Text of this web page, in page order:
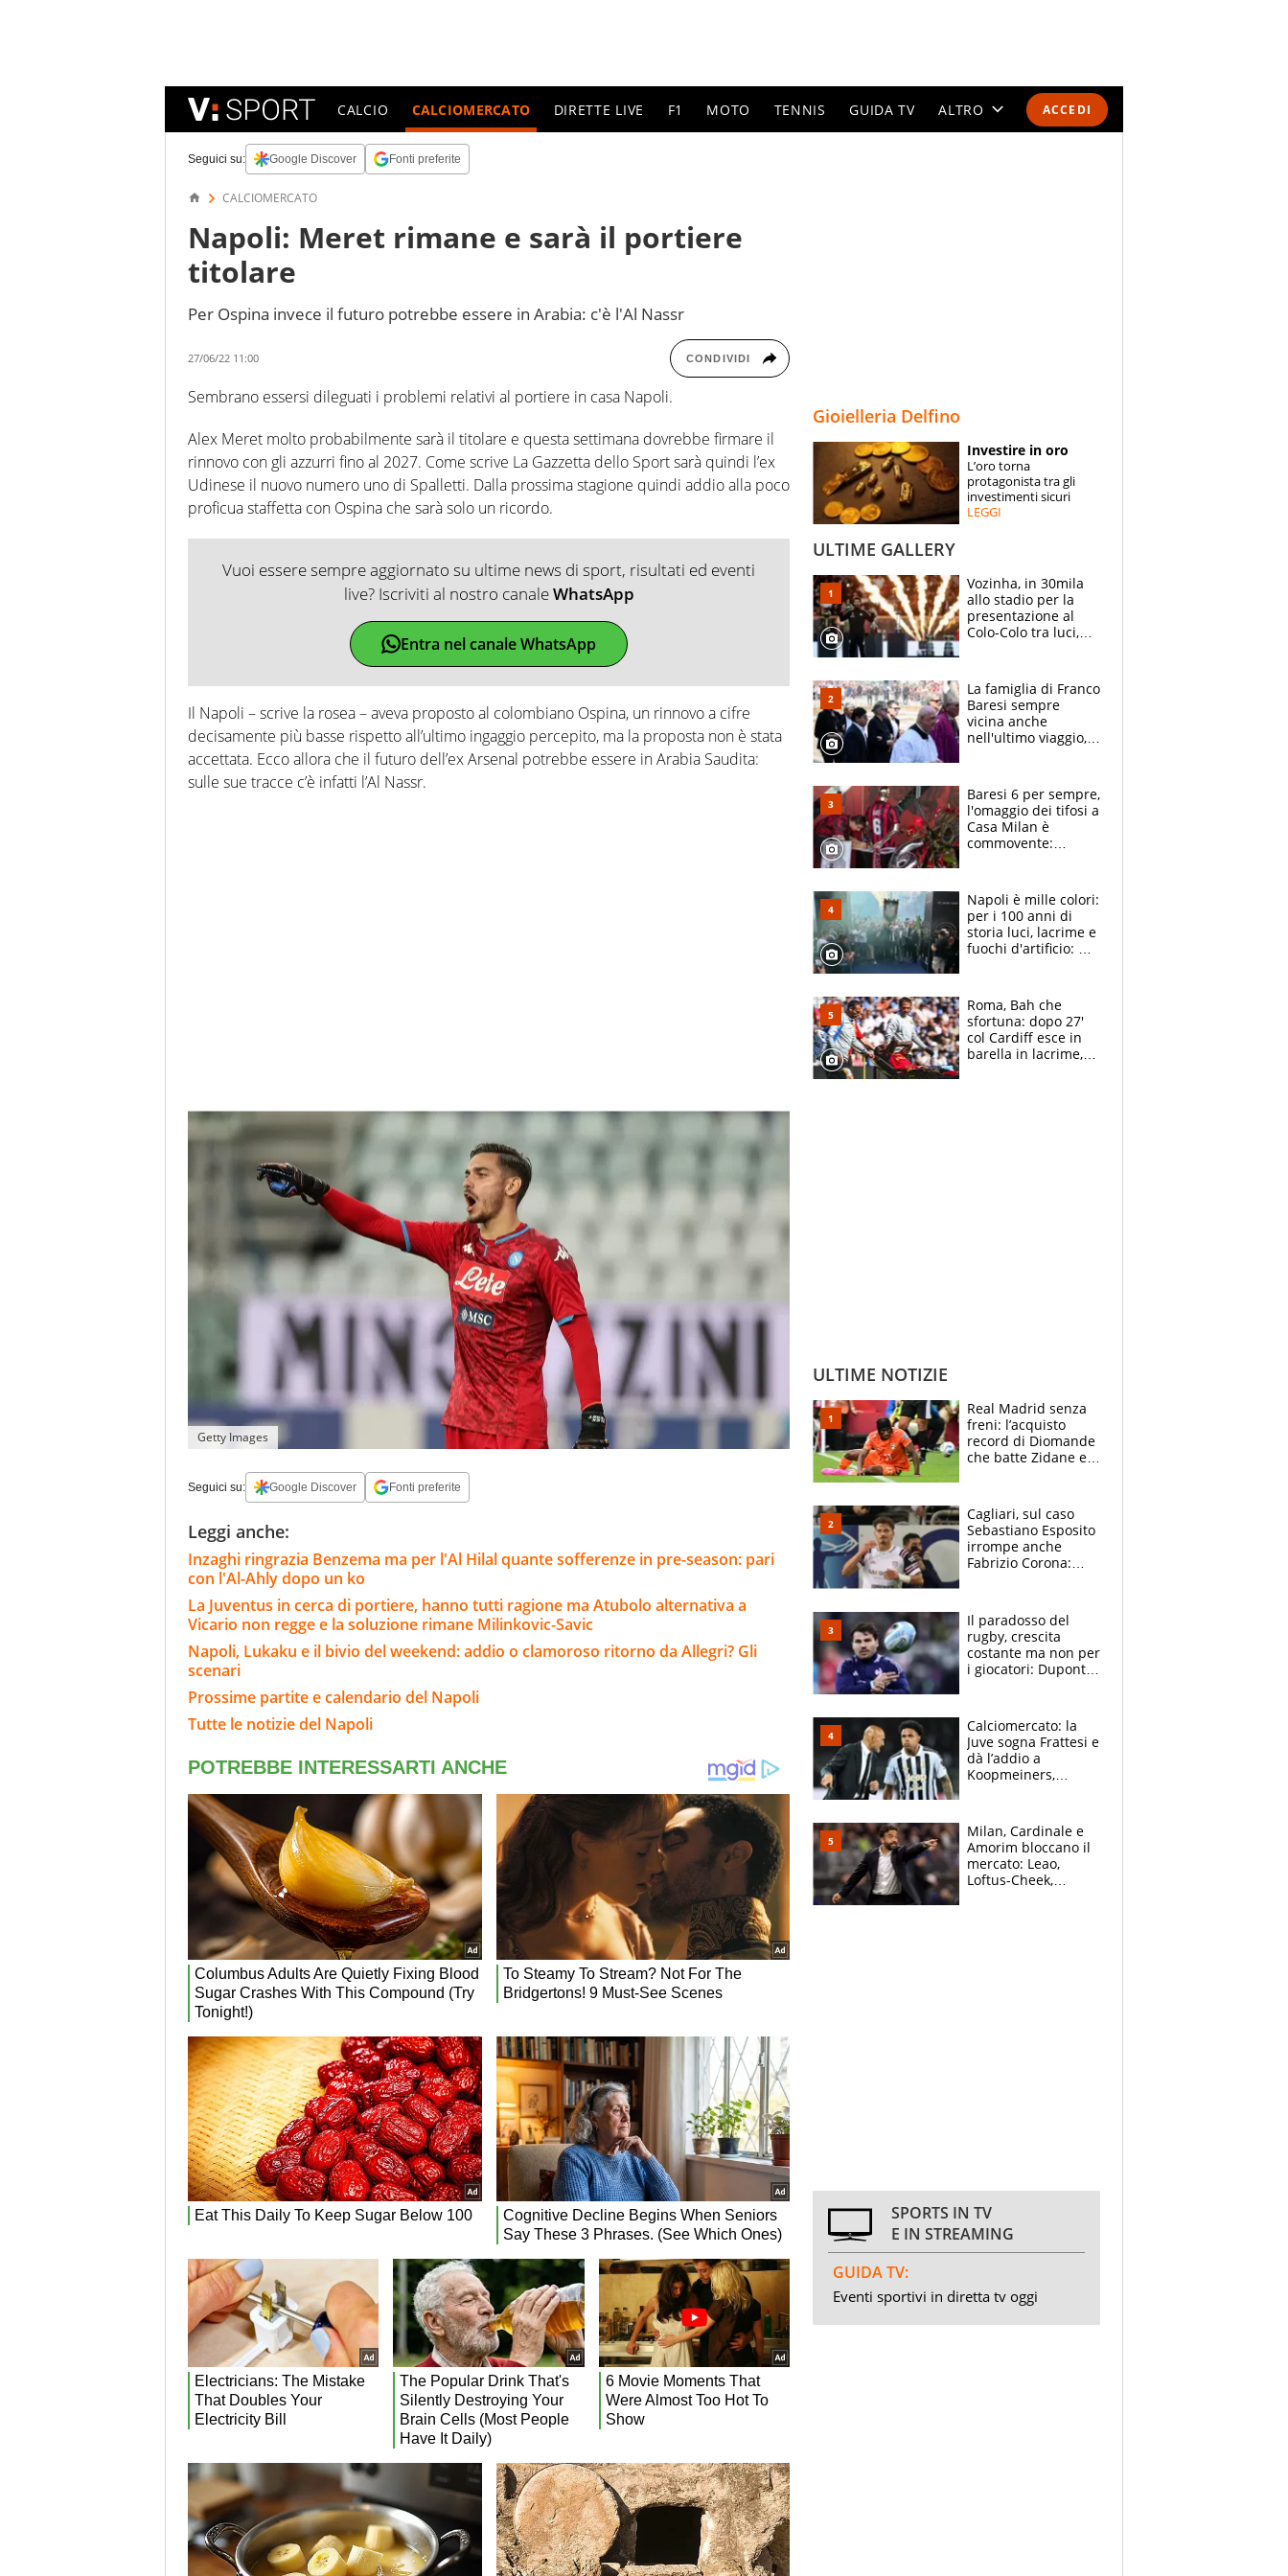
ACCEDI
CALCIO CALCIOMERCATO DIRETTE LIVE F1 MOTO TENNIS GUIDA TV ALTRO
SPECIALI
ESPERTI
Seguici su: Google Discover Fonti preferite
CALCIOMERCATO
Napoli: Meret rimane e sarà il portiere
titolare
Per Ospina invece il futuro potrebbe essere in Arabia: c'è l'Al Nassr
27/06/22 11:00 CONDIVIDI
Sembrano essersi dileguati i problemi relativi al portiere in casa Napoli.
Alex Meret molto probabilmente sarà il titolare e questa settimana dovrebbe firmare il
rinnovo con gli azzurri fino al 2027. Come scrive La Gazzetta dello Sport sarà quindi l’ex
Udinese il nuovo numero uno di Spalletti. Dalla prossima stagione quindi addio alla poco
proficua staffetta con Ospina che sarà solo un ricordo.
Vuoi essere sempre aggiornato su ultime news di sport, risultati ed eventi
live? Iscriviti al nostro canaleWhatsApp
Entra nel canale WhatsApp
Il Napoli – scrive la rosea – aveva proposto al colombiano Ospina, un rinnovo a cifre
decisamente più basse rispetto all’ultimo ingaggio percepito, ma la proposta non è stata
accettata. Ecco allora che il futuro dell’ex Arsenal potrebbe essere in Arabia Saudita:
sulle sue tracce c’è infatti l’Al Nassr.
Getty Images
Seguici su: Google Discover Fonti preferite
Leggi anche:
Inzaghi ringrazia Benzema ma per l'Al Hilal quante sofferenze in pre-season: pari
con l'Al-Ahly dopo un ko
La Juventus in cerca di portiere, hanno tutti ragione ma Atubolo alternativa a
Vicario non regge e la soluzione rimane Milinkovic-Savic
Napoli, Lukaku e il bivio del weekend: addio o clamoroso ritorno da Allegri? Gli
scenari
Prossime partite e calendario del Napoli
Tutte le notizie del Napoli
Gioielleria Delfino
Investire in oro
L’oro torna
protagonista tra gli
investimenti sicuri
LEGGI
ULTIME GALLERY
Vozinha, in 30mila
allo stadio per la
presentazione al
Colo-Colo tra luci,
La famiglia di Franco
Baresi sempre
vicina anche
nell'ultimo viaggio,
circondati
dall'affetto dei tifosi
Baresi 6 per sempre,
l'omaggio dei tifosi a
Casa Milan è
commovente:
bigliettini
Napoli è mille colori:
per i 100 anni di
storia luci, lacrime e
fuochi d'artificio: De
Roma, Bah che
sfortuna: dopo 27'
col Cardiff esce in
barella in lacrime,
ULTIME NOTIZIE
Real Madrid senza
freni: l’acquisto
record di Diomande
che batte Zidane e
Cagliari, sul caso
Sebastiano Esposito
irrompe anche
Fabrizio Corona:
prove”
Il paradosso del
rugby, crescita
costante ma non per
i giocatori: Dupont
solo 1,4 milioni
all'anno
Calciomercato: la
Juve sogna Frattesi e
dà l’addio a
Koopmeiners,
scatenata
Milan, Cardinale e
Amorim bloccano il
mercato: Leao,
Loftus-Cheek,
SPORTS IN TV
E IN STREAMING
GUIDA TV:
Eventi sportivi in diretta tv oggi